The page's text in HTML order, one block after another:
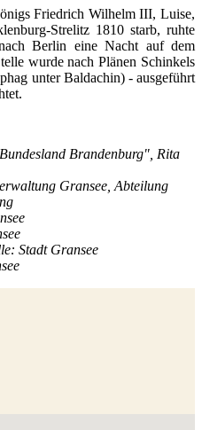
Friedrich Wilhelm III, Luise,
Strelitz 1810 starb, ruhte
Berlin eine Nacht auf dem
wurde nach Plänen Schinkels
unter Baldachin) - ausgeführt
Brandenburg", Rita
Gransee, Abteilung
Stadt Gransee